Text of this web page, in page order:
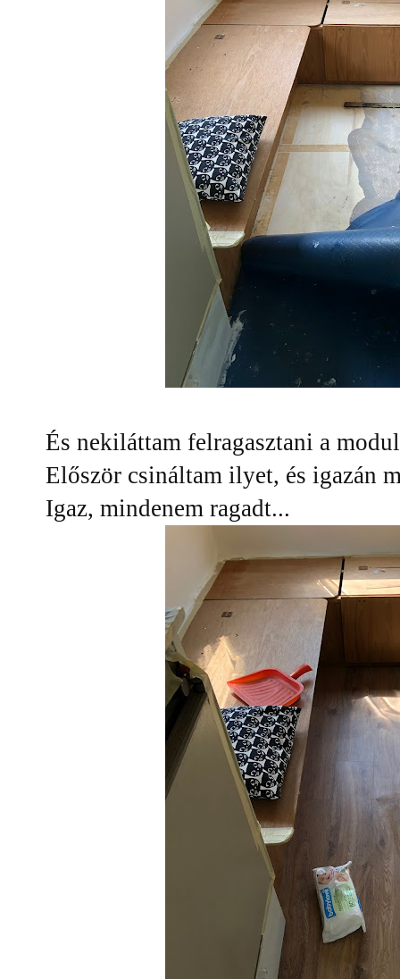
És nekiláttam felragasztani a
Először csináltam ilyet, és igazán
Igaz, mindenem ragadt...